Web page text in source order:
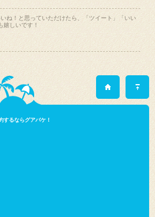
ね！と思っていただけたら、「ツイート」「いい
嬉しいです！
するならグアバケ！